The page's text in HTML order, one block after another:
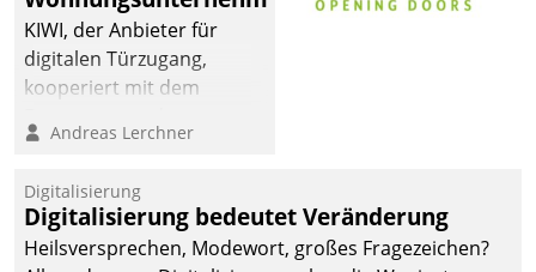
KIWI, der Anbieter für
digitalen Türzugang,
kooperiert mit dem
Softwareentwicklungshaus
Andreas Lerchner
Digitalisierung
Digitalisierung bedeutet Veränderung
Heilsversprechen, Modewort, großes Fragezeichen?